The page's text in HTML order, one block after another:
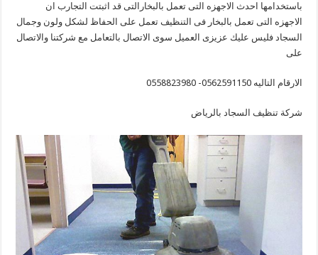
باستخدامها احدث الاجهزه التى تعمل بالبخارالتى قد اثبتت التجارب ان
الاجهزه التى تعمل بالبخار فى التنظيف تعمل على الحفاظ لشكل ولون وجمال
السجاد فليس عليك عزيزى العميل سوى الاتصال بالتعامل مع شركتنا والاتصال
على
الارقام التاليه 0562591150- 0558823980
شركة تنظيف السجاد بالرياض